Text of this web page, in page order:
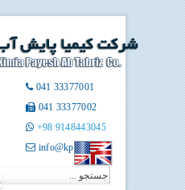
041 33377001
041 33377002
+98 9148443045
info@kpatco.ir